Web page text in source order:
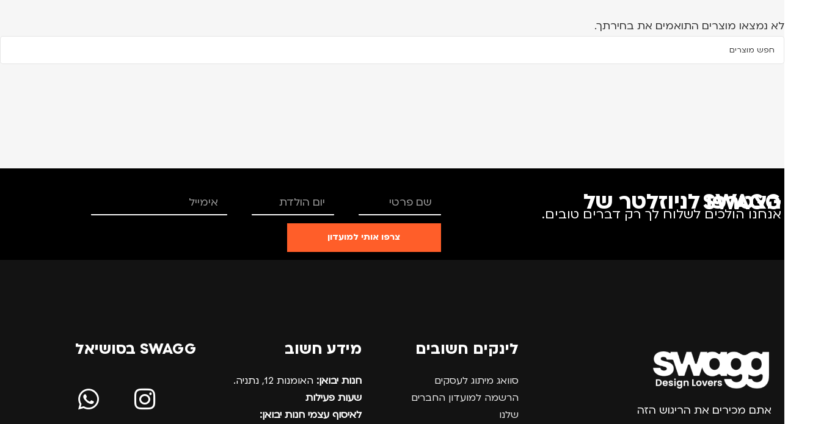
לא נמצאו מוצרים התואמים את בחירתך.
הצטרפו לניוזלטר של SWAGG
אנחנו הולכים לשלוח לך רק דברים טובים.
צרפו אותי למועדון
אתם מכירים את הריגוש הזה
לינקים חשובים
סוואג מיתוג לעסקים
הרשמה למועדון החברים
שלנו
מידע חשוב
חנות יבואן: האומנות 12, נתניה.
שעות פעילות
לאיסוף עצמי חנות יבואן:
SWAGG בסושיאל